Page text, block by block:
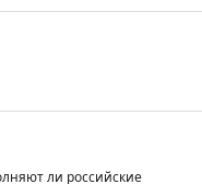
ли российские